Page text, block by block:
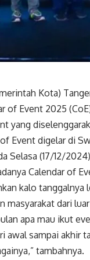
Kota)
of Event 2025
yang
Event digelar di
Selasa (17/12/
Calendar of
kalo
masyarakat dari
apa mau ikut
awal sampai akhir
tambahnya.